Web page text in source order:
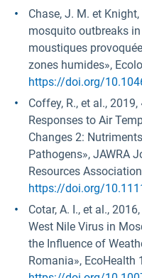
Chase, J. M. et
mosquito outbreaks
moustiques
zones humides»,
https://doi.org/
Coffey, R., et al.,
Responses to Air
Changes 2:
Pathogens», JAWRA
Resources
https://doi.org/
Cotar, A. I., et al.,
West Nile Virus in
the Influence of
Romania», EcoHealth